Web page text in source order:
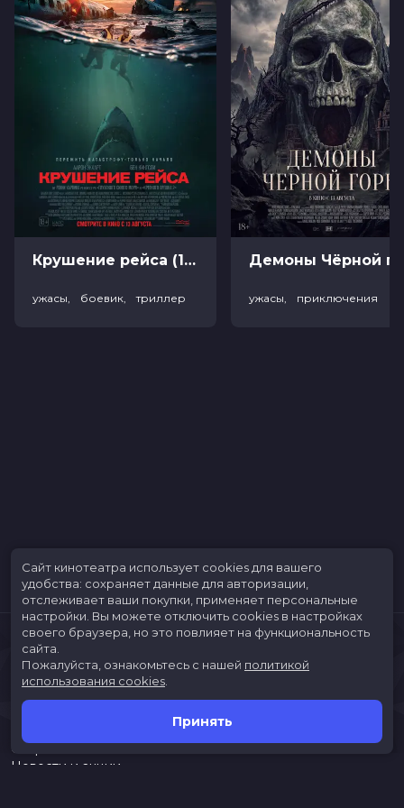
Оценка 5.2/ 10 (8 104 голоса)
7.2/ 10 (28 голосов)
2025
Австралия
«Каждые 25 лет он возвращается
пожирать души. Узнай тайну
амулета, чтобы остановить семейное
проклятие»
Режиссер
Кристофер Броадбент, Энцо
Тедески
Актеры
Кайла Дэй, Люк Форд, Том Джексон,
Барбара Бингхэм, Brooke Blurton,
Аарон Педерсен, Guyala Bayles,
Урсула Йович, Николас Хоуп, Леони
Ваймен
Тедески, Helen Tuck
Крушение рейса (18+)
ужасы, боевик, триллер ужасы, приключения
Скоро в кино
Новости и акции
Сайт кинотеатра использует cookies для вашего
удобства: сохраняет данные для авторизации,
отслеживает ваши покупки, применяет персональные
настройки. Вы можете отключить cookies в настройках
своего браузера, но это повлияет на функциональность
сайта.
Пожалуйста, ознакомьтесь с нашей политикой
использования cookies
Принять